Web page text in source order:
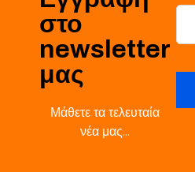
στο
newsletter
μας
Μάθετε τα τελευταία
νέα μας…